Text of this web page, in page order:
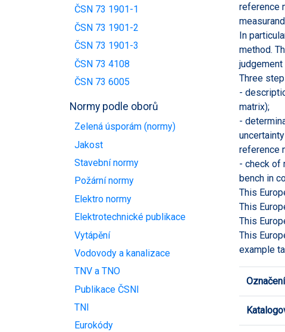
ČSN 73 1901-1
ČSN 73 1901-2
ČSN 73 1901-3
ČSN 73 4108
ČSN 73 6005
Normy podle oborů
Zelená úsporám (normy)
Jakost
Stavební normy
Požární normy
Elektro normy
Elektrotechnické publikace
Vytápění
Vodovody a kanalizace
TNV a TNO
Publikace ČSNI
TNI
Eurokódy
reference
In
method.
Three
-
matrix);
-
reference
- check of
bench in
This
This
This
This
example
Označení